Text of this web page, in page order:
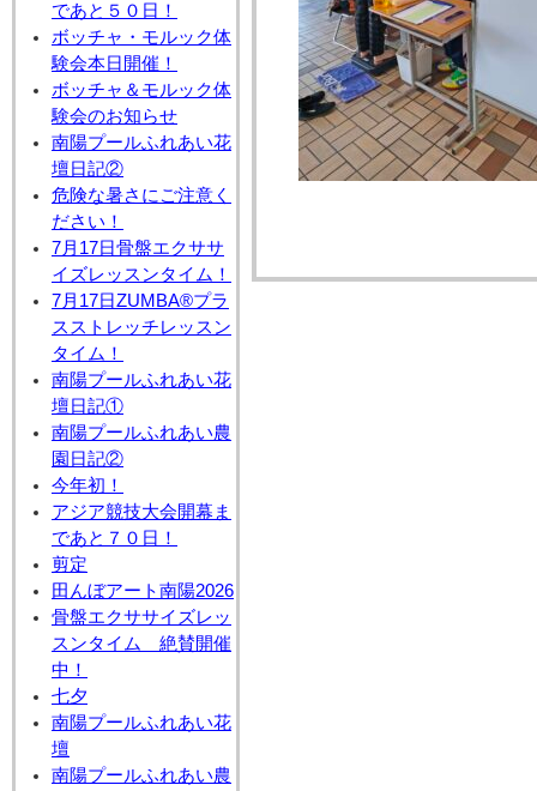
であと５０日！
ボッチャ・モルック体
験会本日開催！
ボッチャ＆モルック体
験会のお知らせ
南陽プールふれあい花
壇日記②
危険な暑さにご注意く
ださい！
7月17日骨盤エクササ
イズレッスンタイム！
7月17日ZUMBA®プラ
スストレッチレッスン
タイム！
南陽プールふれあい花
壇日記①
南陽プールふれあい農
園日記②
今年初！
アジア競技大会開幕ま
であと７０日！
剪定
田んぼアート南陽2026
骨盤エクササイズレッ
スンタイム 絶賛開催
中！
七夕
南陽プールふれあい花
壇
南陽プールふれあい農